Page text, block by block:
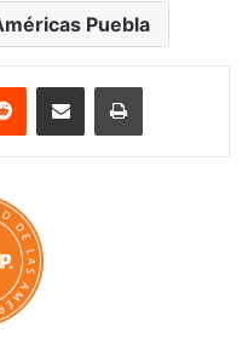
Puebla
Reddit Share via Email Print